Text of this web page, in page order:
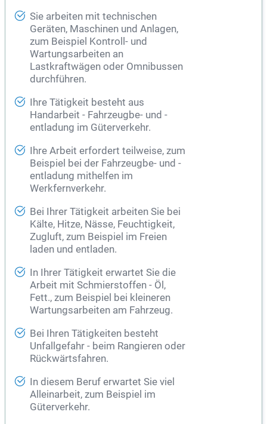
Sie arbeiten mit technischen
Geräten, Maschinen und Anlagen,
zum Beispiel Kontroll- und
Wartungsarbeiten an
Lastkraftwägen oder Omnibussen
durchführen.
Ihre Tätigkeit besteht aus
Handarbeit - Fahrzeugbe- und -
entladung im Güterverkehr.
Ihre Arbeit erfordert teilweise, zum
Beispiel bei der Fahrzeugbe- und -
entladung mithelfen im
Werkfernverkehr.
Bei Ihrer Tätigkeit arbeiten Sie bei
Kälte, Hitze, Nässe, Feuchtigkeit,
Zugluft, zum Beispiel im Freien
laden und entladen.
In Ihrer Tätigkeit erwartet Sie die
Arbeit mit Schmierstoffen - Öl,
Fett., zum Beispiel bei kleineren
Wartungsarbeiten am Fahrzeug.
Bei Ihren Tätigkeiten besteht
Unfallgefahr - beim Rangieren oder
Rückwärtsfahren.
In diesem Beruf erwartet Sie viel
Alleinarbeit, zum Beispiel im
Güterverkehr.